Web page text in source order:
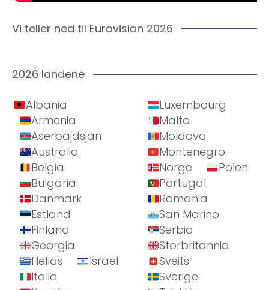
Vi teller ned til Eurovision 2026
2026 landene
Albania
Armenia
Aserbajdsjan
Australia
Belgia
Bulgaria
Danmark
Estland
Finland
Georgia
Hellas
Israel
Italia
Luxembourg
Malta
Moldova
Montenegro
Norge
Polen
Portugal
Romania
San Marino
Serbia
Storbritannia
Sveits
Sverige